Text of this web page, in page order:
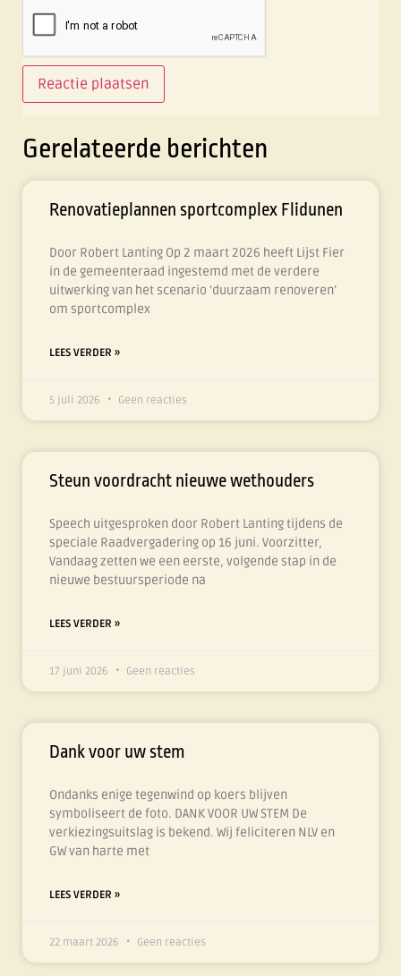
Gerelateerde berichten
Renovatieplannen sportcomplex Flidunen
Door Robert Lanting Op 2 maart 2026 heeft Lijst Fier
in de gemeenteraad ingestemd met de verdere
uitwerking van het scenario ‘duurzaam renoveren’
om sportcomplex
LEES VERDER »
5 juli 2026 Geen reacties
Steun voordracht nieuwe wethouders
Speech uitgesproken door Robert Lanting tijdens de
speciale Raadvergadering op 16 juni. Voorzitter,
Vandaag zetten we een eerste, volgende stap in de
nieuwe bestuursperiode na
LEES VERDER »
17 juni 2026 Geen reacties
Dank voor uw stem
Ondanks enige tegenwind op koers blijven
symboliseert de foto. DANK VOOR UW STEM De
verkiezingsuitslag is bekend. Wij feliciteren NLV en
GW van harte met
LEES VERDER »
22 maart 2026 Geen reacties